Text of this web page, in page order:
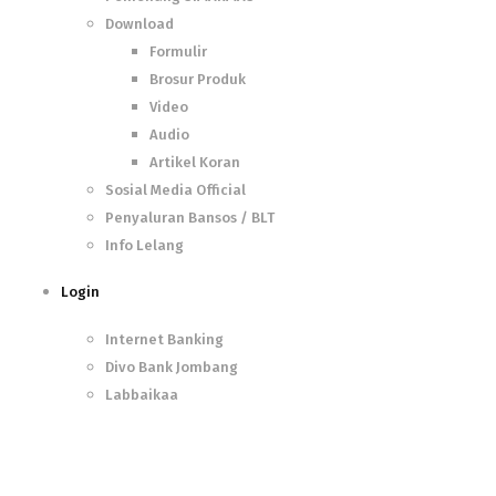
Download
Formulir
Brosur Produk
Video
Audio
Artikel Koran
Sosial Media Official
Penyaluran Bansos / BLT
Info Lelang
Login
Internet Banking
Divo Bank Jombang
Labbaikaa